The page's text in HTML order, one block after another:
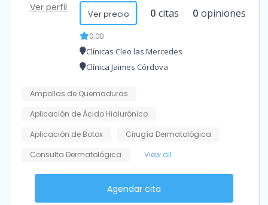
Ver perfil
Ver precio 0 citas 0 opiniones
0.00
Clínicas Cleo las Mercedes
Clínica Jaimes Córdova
Ampollas de Quemaduras
Aplicación de Ácido Hialurónico
Aplicación de Botox
Cirugía Dermatológica
Consulta Dermatológica
View all
Agendar cita